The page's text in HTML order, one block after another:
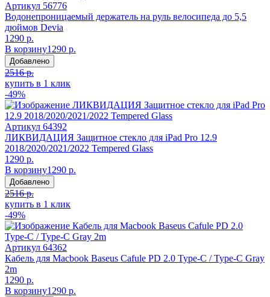
Артикул 56776
Водонепроницаемый держатель на руль велосипеда до 5,5
дюймов Devia
1290 р.
В корзину1290 р.
Добавлено
2516 р.
купить в 1 клик
-49%
Артикул 64392
ЛИКВИДАЦИЯ Защитное стекло для iPad Pro 12.9
2018/2020/2021/2022 Tempered Glass
1290 р.
В корзину1290 р.
Добавлено
2516 р.
купить в 1 клик
-49%
Артикул 64362
Кабель для Macbook Baseus Cafule PD 2.0 Type-C / Type-C Gray
2m
1290 р.
В корзину1290 р.